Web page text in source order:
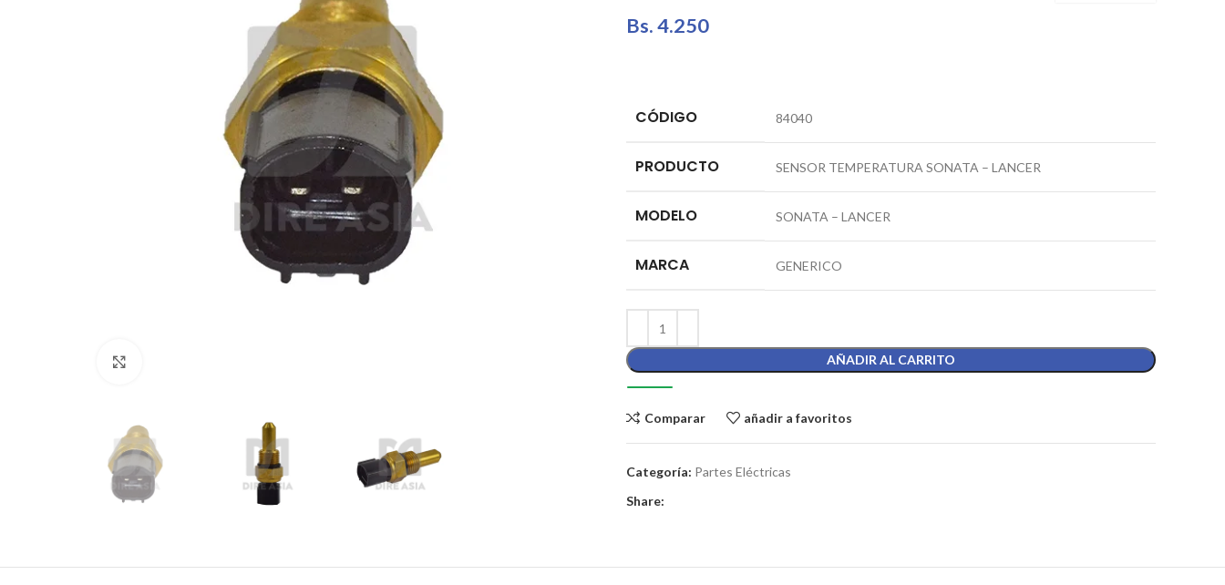
Bs.4.250
CÓDIGO 84040
PRODUCTO SENSOR TEMPERATURA SONATA – LANCER
MODELO SONATA – LANCER
MARCA GENERICO
AÑADIR AL CARRITO
Comparar añadir a favoritos
Categoría: Partes Eléctricas
Share: